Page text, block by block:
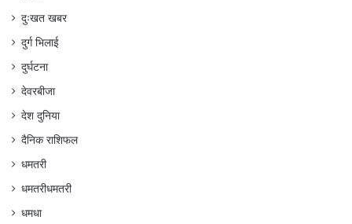
दुःखत खबर
दुर्ग भिलाई
दुर्घटना
देवरबीजा
देश दुनिया
दैनिक राशिफल
धमतरी
धमतरीधमतरी
धमधा